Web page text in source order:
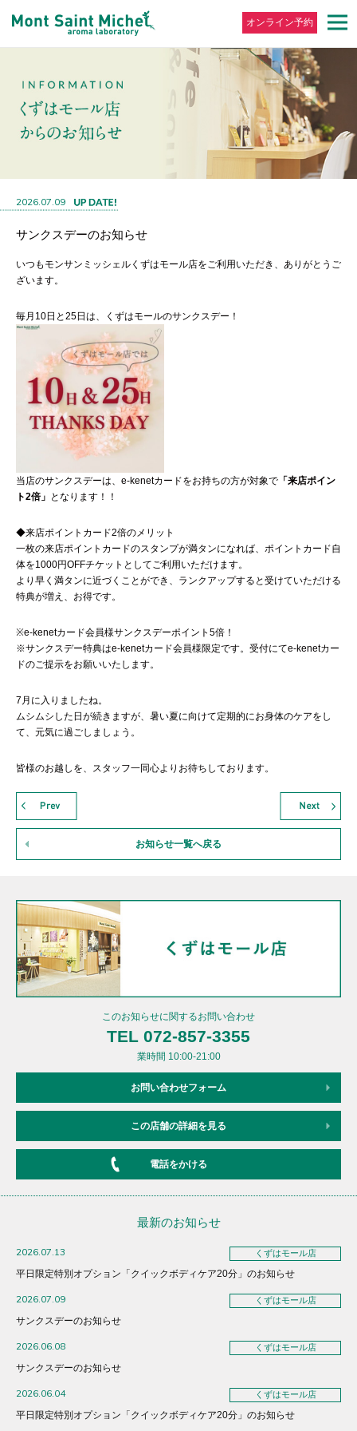
オンライン予約
2026.07.09
サンクスデーのお知らせ
いつもモンサンミッシェルくずはモール店をご利用いただき、ありがとうご
ざいます。
毎月10日と25日は、くずはモールのサンクスデー！
当店のサンクスデーは、e-kenetカードをお持ちの方が対象で 「来店ポイン
ト2倍」 となります！！
◆来店ポイントカード2倍のメリット
一枚の来店ポイントカードのスタンプが満タンになれば、ポイントカード自
体を1000円OFFチケットとしてご利用いただけます。
より早く満タンに近づくことができ、ランクアップすると受けていただける
特典が増え、お得です。
※e-kenetカード会員様サンクスデーポイント5倍！
※サンクスデー特典はe-kenetカード会員様限定です。受付にてe-kenetカー
ドのご提示をお願いいたします。
7月に入りましたね。
ムシムシした日が続きますが、暑い夏に向けて定期的にお身体のケアをし
て、元気に過ごしましょう。
皆様のお越しを、スタッフ一同心よりお待ちしております。
お知らせ一覧へ戻る
このお知らせに関するお問い合わせ
TEL 072-857-3355
業時間 10:00-21:00
お問い合わせフォーム
この店舗の詳細を見る
電話をかける
最新のお知らせ
2026.07.13 くずはモール店
平日限定特別オプション「クイックボディケア20分」のお知らせ
2026.07.09 くずはモール店
サンクスデーのお知らせ
2026.06.08 くずはモール店
サンクスデーのお知らせ
2026.06.04 くずはモール店
平日限定特別オプション「クイックボディケア20分」のお知らせ